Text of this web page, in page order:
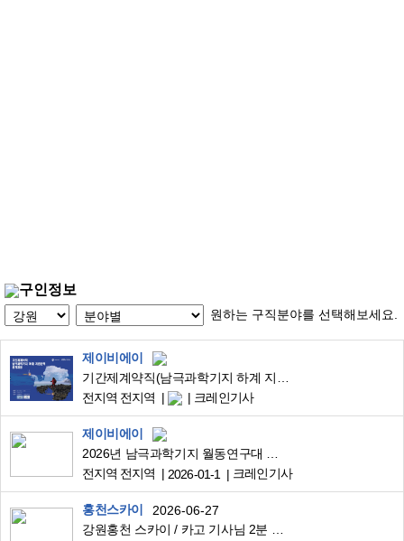
구인정보
원하는 구직분야를 선택해보세요.
제이비에이
전지역 전지역
크레인기사
제이비에이
전지역 전지역
2026-01-1 크레인기사
홍천스카이
2026-06-27